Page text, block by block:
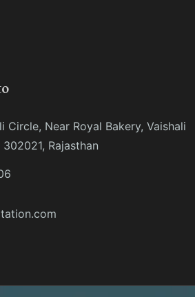
Circle, Near Royal Bakery, Vaishali
Rajasthan